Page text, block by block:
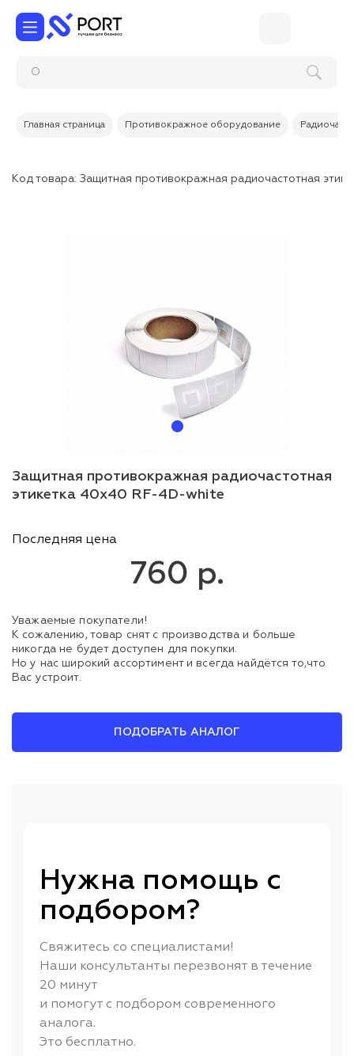
Главная страница Противокражное оборудование
Код товара: Защитная противокражная радиочастотная
Защитная противокражная радиочастотная
этикетка 40x40 RF-4D-white
Последняя цена
760 р.
Уважаемые покупатели!
К сожалению, товар снят с производства и больше
никогда не будет доступен для покупки.
Но у нас широкий ассортимент и всегда найдётся то,что
Вас устроит.
ПОДОБРАТЬ АНАЛОГ
Нужна помощь с
подбором?
Свяжитесь со специалистами!
Наши консультанты перезвонят в течение
20 минут
и помогут с подбором современного
аналога.
Это бесплатно.